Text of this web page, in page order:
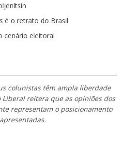
é o retrato do Brasil
cenário eleitoral
colunistas têm ampla liberdade
reitera que as opiniões dos
representam o posicionamento